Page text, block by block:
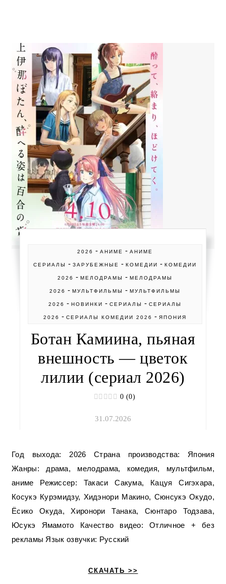
2026 -АНИМЕ -АНИМЕ
СЕРИАЛЫ -ЗАРУБЕЖНЫЕ -КОМЕДИИ -КОМЕДИИ
2026 -МЕЛОДРАМЫ -МЕЛОДРАМЫ
2026 -МУЛЬТФИЛЬМЫ -МУЛЬТФИЛЬМЫ
2026 -НОВИНКИ -СЕРИАЛЫ -СЕРИАЛЫ
2026 -СЕРИАЛЫ КОМЕДИИ 2026 -ЯПОНИЯ
Ботан Камиина, пьяная
внешность — цветок
лилии (сериал 2026)
0 (0)
31.07.2026
Год выхода: 2026 Страна производства: Япония
Жанры: драма, мелодрама, комедия, мультфильм,
аниме Режиссер: Такаси Сакума, Кацуя Сигэхара,
Косукэ Курэмидзу, Хидэнори Макино, Сюнсукэ Окудо,
Ёсико Окуда, Хиронори Танака, Сюнтаро Тодзава,
Юсукэ Ямамото Качество видео: Отличное + без
рекламы Язык озвучки: Русский
СКАЧАТЬ >>